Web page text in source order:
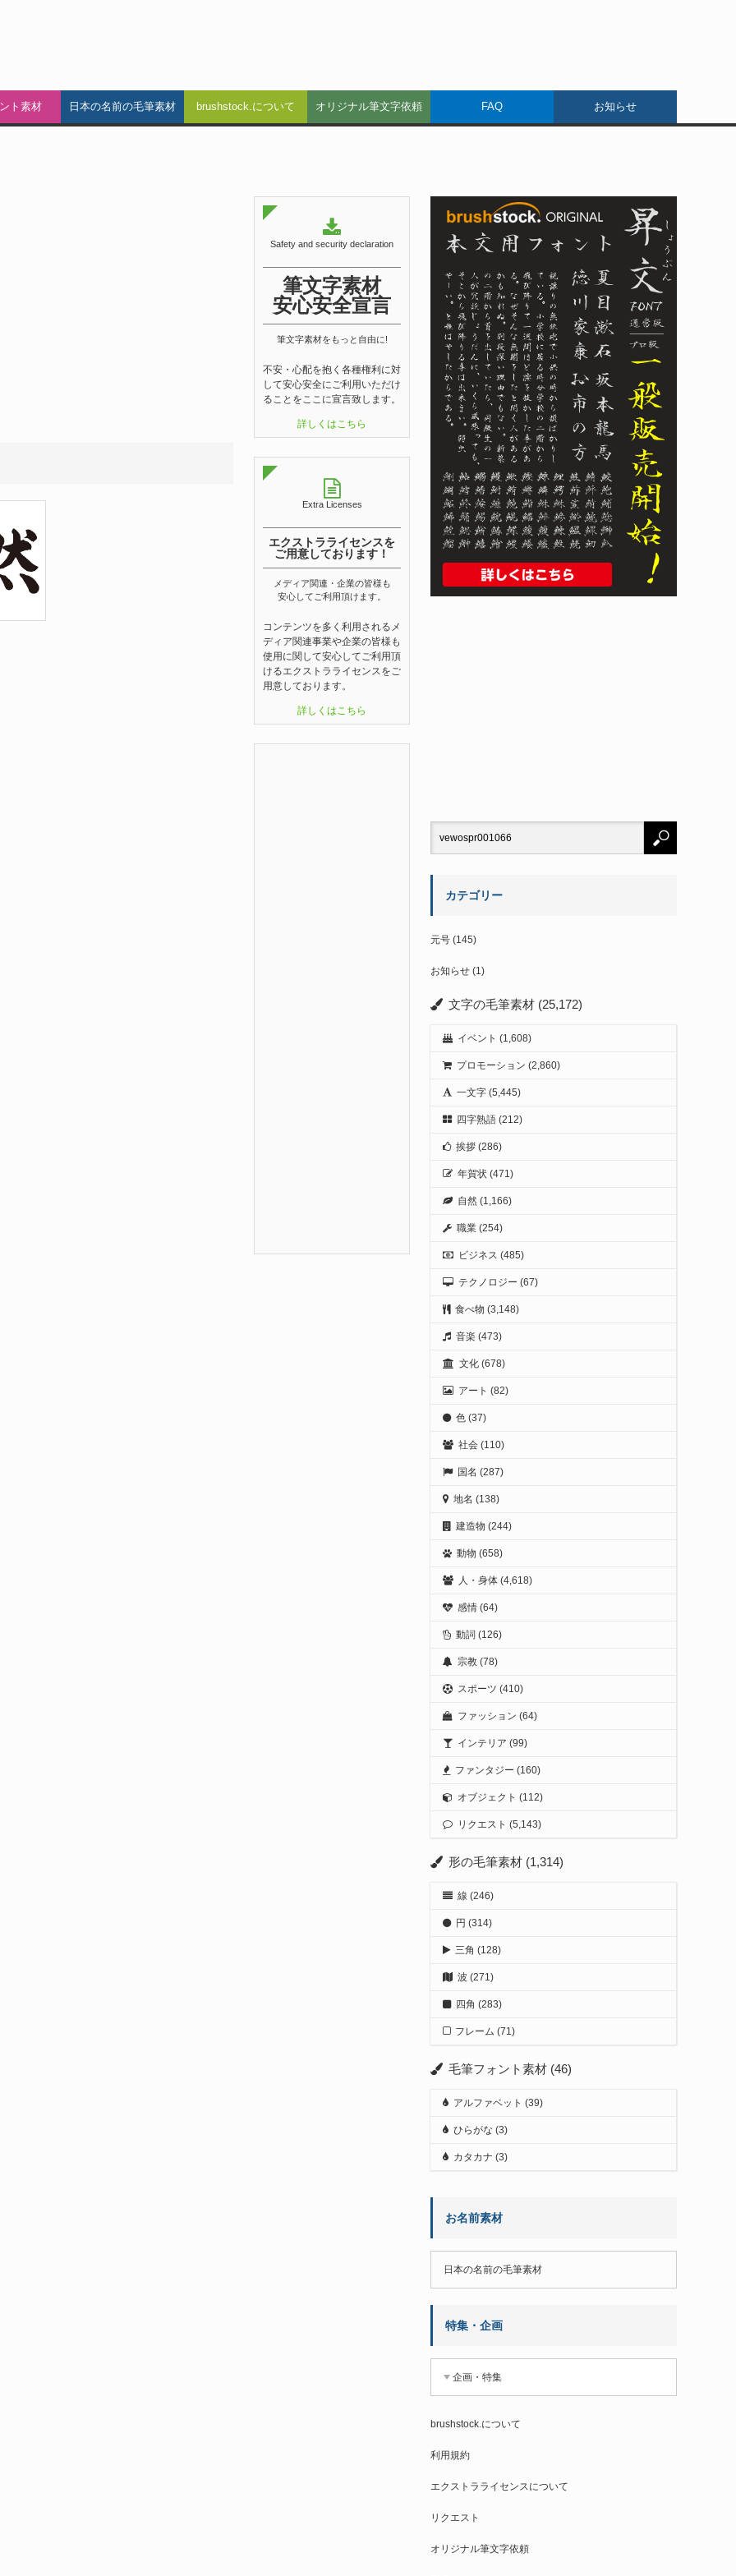
ト素材 日本の名前の毛筆素材 brushstock.について オリジナル筆文字依頼 FAQ お知らせ
Safety and security declaration
筆文字素材
安心安全宣言
筆文字素材をもっと自由に!
不安・心配を抱く各種権利に対
して安心安全にご利用いただけ
ることをここに宣言致します。
詳しくはこちら
Extra Licenses
エクストラライセンスを
ご用意しております！
メディア関連・企業の皆様も
安心してご利用頂けます。
コンテンツを多く利用されるメ
ディア関連事業や企業の皆様も
使用に関して安心してご利用頂
けるエクストラライセンスをご
用意しております。
詳しくはこちら
カテゴリー
元号 (145)
お知らせ (1)
文字の毛筆素材 (25,172)
イベント (1,608)
プロモーション (2,860)
一文字 (5,445)
四字熟語 (212)
挨拶 (286)
年賀状 (471)
自然 (1,166)
職業 (254)
ビジネス (485)
テクノロジー (67)
食べ物 (3,148)
音楽 (473)
文化 (678)
アート (82)
色 (37)
社会 (110)
国名 (287)
地名 (138)
建造物 (244)
動物 (658)
人・身体 (4,618)
感情 (64)
動詞 (126)
宗教 (78)
スポーツ (410)
ファッション (64)
インテリア (99)
ファンタジー (160)
オブジェクト (112)
リクエスト (5,143)
形の毛筆素材 (1,314)
線 (246)
円 (314)
三角 (128)
波 (271)
四角 (283)
フレーム (71)
毛筆フォント素材 (46)
アルファベット (39)
ひらがな (3)
カタカナ (3)
お名前素材
日本の名前の毛筆素材
特集・企画
企画・特集
brushstock.について
利用規約
エクストラライセンスについて
リクエスト
オリジナル筆文字依頼